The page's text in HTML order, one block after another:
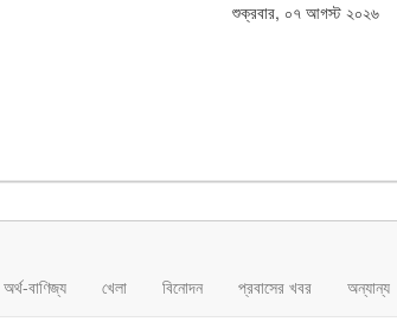
শুক্রবার, ০৭ আগস্ট ২০২৬
অর্থ-বাণিজ্য খেলা বিনোদন প্রবাসের খবর অন্যান্য